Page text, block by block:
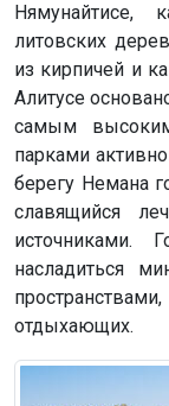
литовских
из кирпичей и
Алитусе
самым
парками
берегу Немана
славящийся
источниками.
насладиться
отдыхающих.